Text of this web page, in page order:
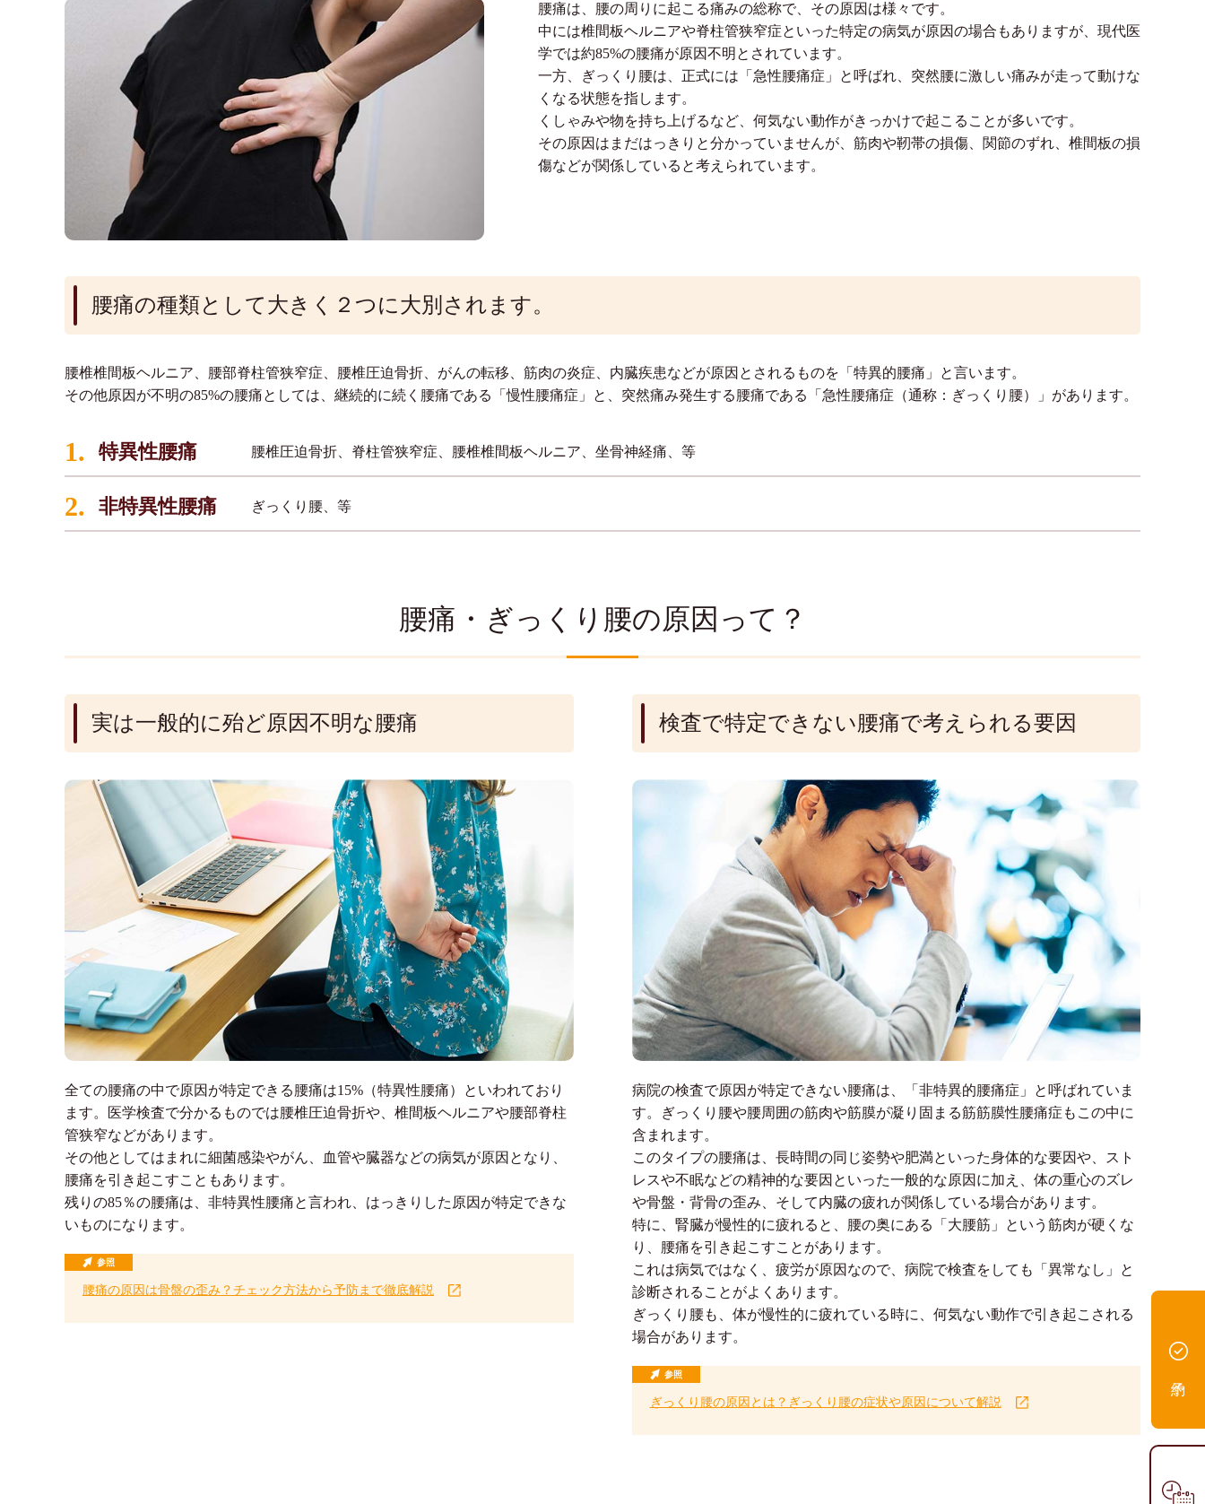
腰痛は、腰の周りに起こる痛みの総称で、その原因は様々です。
中には椎間板ヘルニアや脊柱管狭窄症といった特定の病気が原因の場合もありますが、現代医
学では約85%の腰痛が原因不明とされています。
一方、ぎっくり腰は、正式には「急性腰痛症」と呼ばれ、突然腰に激しい痛みが走って動けな
くなる状態を指します。
くしゃみや物を持ち上げるなど、何気ない動作がきっかけで起こることが多いです。
その原因はまだはっきりと分かっていませんが、筋肉や靭帯の損傷、関節のずれ、椎間板の損
傷などが関係していると考えられています。
腰痛の種類として大きく２つに大別されます。
腰椎椎間板ヘルニア、腰部脊柱管狭窄症、腰椎圧迫骨折、がんの転移、筋肉の炎症、内臓疾患などが原因とされるものを「特異的腰痛」と言います。
その他原因が不明の85%の腰痛としては、継続的に続く腰痛である「慢性腰痛症」と、突然痛み発生する腰痛である「急性腰痛症（通称：ぎっくり腰）」があります。
1. 特異性腰痛 腰椎圧迫骨折、脊柱管狭窄症、腰椎椎間板ヘルニア、坐骨神経痛、等
2. 非特異性腰痛 ぎっくり腰、等
腰痛・ぎっくり腰の原因って？
実は一般的に殆ど原因不明な腰痛
全ての腰痛の中で原因が特定できる腰痛は15%（特異性腰痛）といわれており
ます。医学検査で分かるものでは腰椎圧迫骨折や、椎間板ヘルニアや腰部脊柱
管狭窄などがあります。
その他としてはまれに細菌感染やがん、血管や臓器などの病気が原因となり、
腰痛を引き起こすこともあります。
残りの85％の腰痛は、非特異性腰痛と言われ、はっきりした原因が特定できな
いものになります。
参照
腰痛の原因は骨盤の歪み？チェック方法から予防まで徹底解説
検査で特定できない腰痛で考えられる要因
病院の検査で原因が特定できない腰痛は、「非特異的腰痛症」と呼ばれていま
す。ぎっくり腰や腰周囲の筋肉や筋膜が凝り固まる筋筋膜性腰痛症もこの中に
含まれます。
このタイプの腰痛は、長時間の同じ姿勢や肥満といった身体的な要因や、スト
レスや不眠などの精神的な要因といった一般的な原因に加え、体の重心のズレ
や骨盤・背骨の歪み、そして内臓の疲れが関係している場合があります。
特に、腎臓が慢性的に疲れると、腰の奥にある「大腰筋」という筋肉が硬くな
り、腰痛を引き起こすことがあります。
これは病気ではなく、疲労が原因なので、病院で検査をしても「異常なし」と
診断されることがよくあります。
ぎっくり腰も、体が慢性的に疲れている時に、何気ない動作で引き起こされる
場合があります。
参照
ぎっくり腰の原因とは？ぎっくり腰の症状や原因について解説